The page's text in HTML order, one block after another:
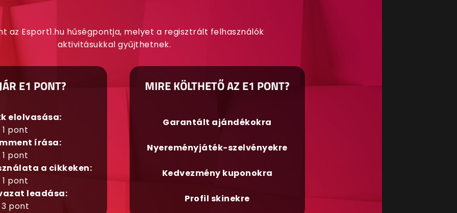
az Esport1.hu hűségpontja, melyet a regisztrált felhasználók
aktivitásukkal gyűjthetnek.
E1 PONT?
elolvasása:
1 pont
írása:
1 pont
a cikkeken:
1 pont
leadása:
3 pont
MIRE KÖLTHETŐ AZ E1 PONT?
Garantált ajándékokra
Nyereményjáték-szelvényekre
Kedvezmény kuponokra
Profil skinekre